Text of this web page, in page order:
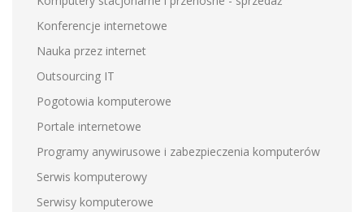
Konferencje internetowe
Nauka przez internet
Outsourcing IT
Pogotowia komputerowe
Portale internetowe
Programy anywirusowe i zabezpieczenia komputerów
Serwis komputerowy
Serwisy komputerowe